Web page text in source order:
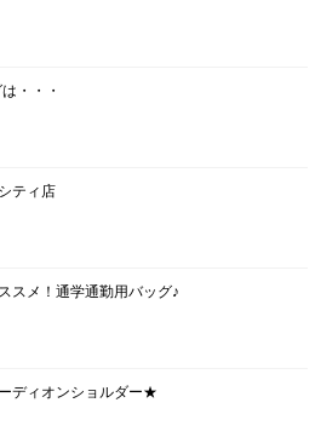
・・・
ティ店
スメ！通学通勤用バッグ♪
ディオンショルダー★